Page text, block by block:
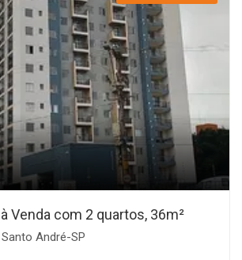
Venda com 2 quartos, 36m²
André-SP